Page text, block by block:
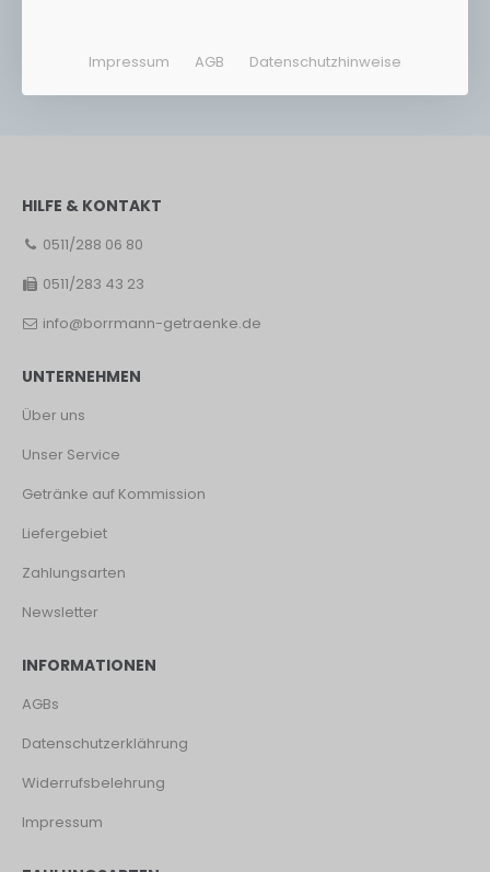
HILFE & KONTAKT
0511/288 06 80
0511/283 43 23
info@borrmann-getraenke.de
UNTERNEHMEN
Über uns
Unser Service
Getränke auf Kommission
Liefergebiet
Zahlungsarten
Newsletter
INFORMATIONEN
AGBs
Datenschutzerklährung
Widerrufsbelehrung
Impressum
Impressum AGB Datenschutzhinweise